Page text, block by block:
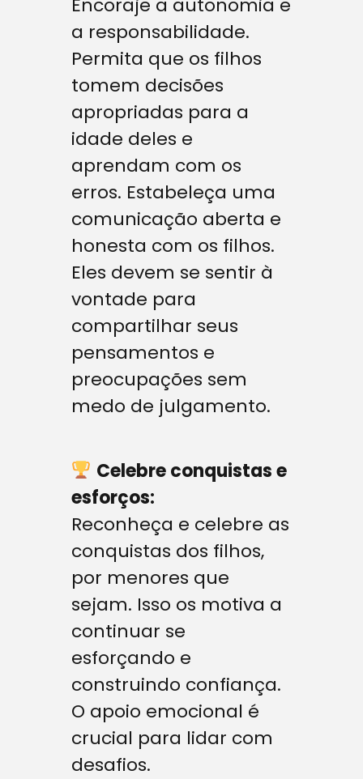
Encoraje a autonomia e
a responsabilidade.
Permita que os filhos
tomem decisões
apropriadas para a
idade deles e
aprendam com os
erros. Estabeleça uma
comunicação aberta e
honesta com os filhos.
Eles devem se sentir à
vontade para
compartilhar seus
pensamentos e
preocupações sem
medo de julgamento.
Celebre conquistas e
esforços:
Reconheça e celebre as
conquistas dos filhos,
por menores que
sejam. Isso os motiva a
continuar se
esforçando e
construindo confiança.
O apoio emocional é
crucial para lidar com
desafios.